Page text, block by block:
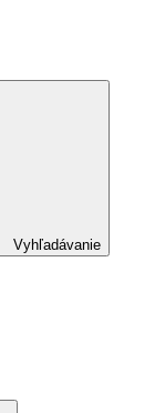
Vyhľadávanie